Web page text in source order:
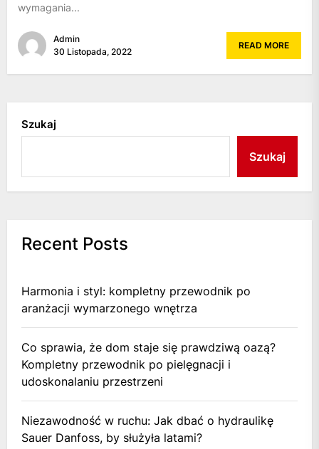
wymagania...
Admin
30 Listopada, 2022
READ MORE
Szukaj
Szukaj
Recent Posts
Harmonia i styl: kompletny przewodnik po
aranżacji wymarzonego wnętrza
Co sprawia, że dom staje się prawdziwą oazą?
Kompletny przewodnik po pielęgnacji i
udoskonalaniu przestrzeni
Niezawodność w ruchu: Jak dbać o hydraulikę
Sauer Danfoss, by służyła latami?